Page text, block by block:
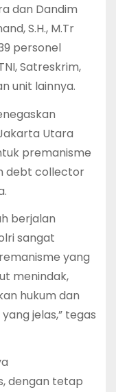
dan Dandim
S.H., M.Tr
personel
Satreskrim,
unit lainnya.
Utara
premanisme
debt collector
berjalan
sangat
yang
menindak,
hukum dan
jelas,” tegas
dengan tetap